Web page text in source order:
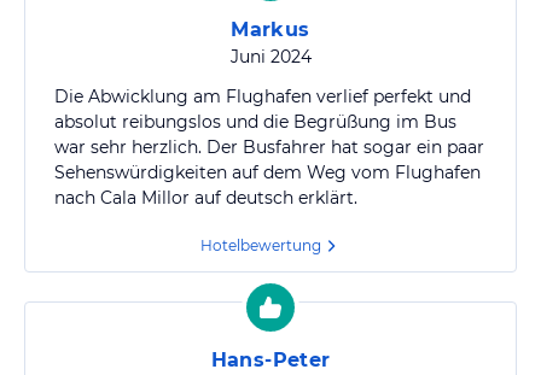
Markus
Juni 2024
Die Abwicklung am Flughafen verlief perfekt und
absolut reibungslos und die Begrüßung im Bus
war sehr herzlich. Der Busfahrer hat sogar ein paar
Sehenswürdigkeiten auf dem Weg vom Flughafen
nach Cala Millor auf deutsch erklärt.
Hotelbewertung
Hans-Peter